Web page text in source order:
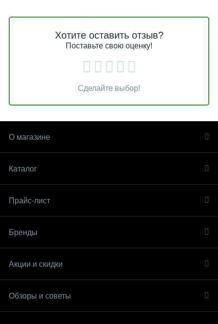
Хотите оставить отзыв?
Поставьте свою оценку!
Сделайте выбор!
О магазине
Каталог
Прайс-лист
Бренды
Акции и скидки
Обзоры и советы